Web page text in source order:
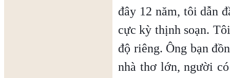
đây 12 năm, tôi dẫn
cực kỳ thịnh soạn.
độ riêng. Ông bạn
nhà thơ lớn, người